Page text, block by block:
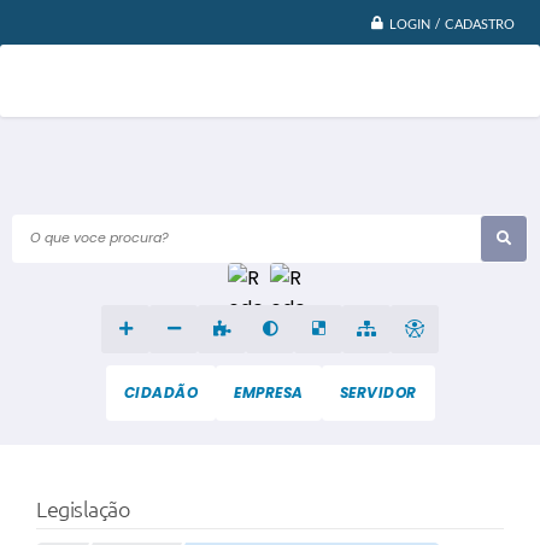
LOGIN / CADASTRO
O que voce procura?
CIDADÃO EMPRESA SERVIDOR
Legislação